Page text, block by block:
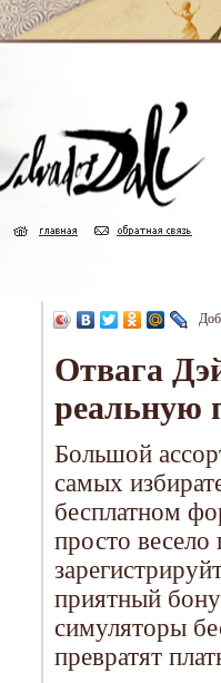
Отвага
реальную
Большой
самых
бесплатном
просто весело
приятный
симуляторы
превратят